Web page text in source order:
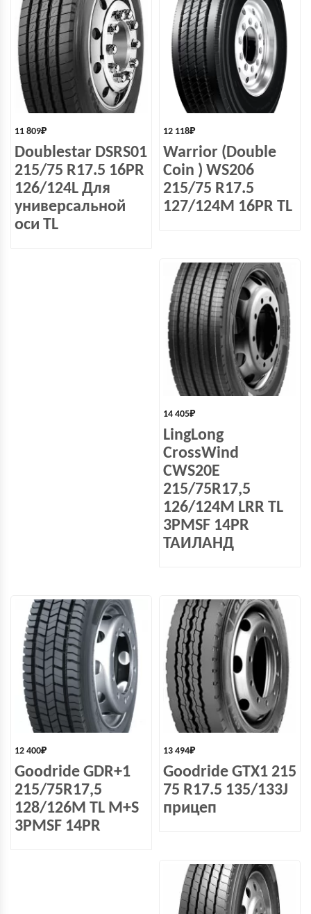
11 809₽
Doublestar DSRS01
215/75 R17.5 16PR
126/124L Для
универсальной
оси TL
12 118₽
Warrior (Double
Coin ) WS206
215/75 R17.5
127/124M 16PR TL
14 405₽
LingLong
CrossWind
CWS20E
215/75R17,5
126/124M LRR TL
3PMSF 14PR
ТАИЛАНД
12 400₽
Goodride GDR+1
215/75R17,5
128/126M TL M+S
3PMSF 14PR
13 494₽
Goodride GTX1 215
75 R17.5 135/133J
прицеп